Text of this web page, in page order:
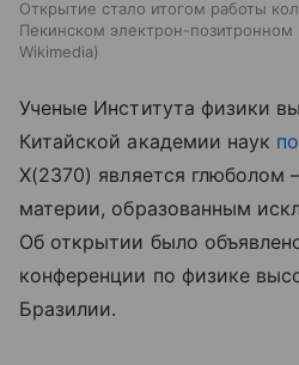
Открытие стало итогом работы
Пекинском электрон-позитронном
Wikimedia
Ученые Института физики
Китайской академии наук
X(2370) является
материи, образованным
Об открытии было
конференции по физике
Бразилии.